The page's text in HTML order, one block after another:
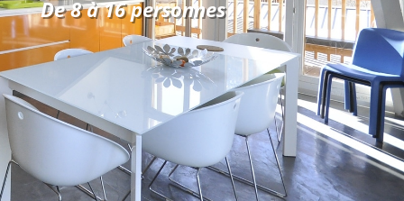
De 8 à 16 personnes